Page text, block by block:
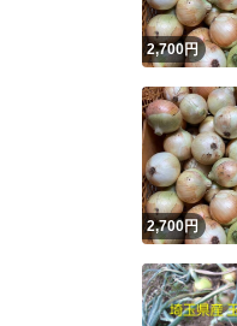
2,700円
2,700円